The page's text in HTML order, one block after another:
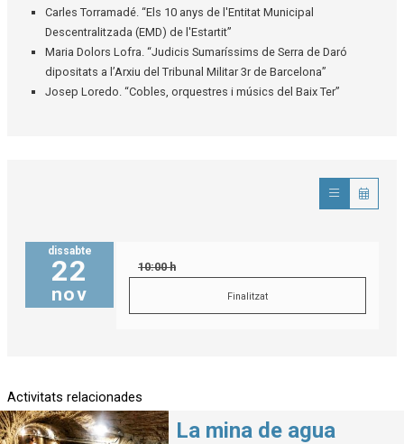
Carles Torramadé. “Els 10 anys de l'Entitat Municipal
Descentralitzada (EMD) de l'Estartit”
Maria Dolors Lofra. “Judicis Sumaríssims de Serra de Daró
dipositats a l’Arxiu del Tribunal Militar 3r de Barcelona”
Josep Loredo. “Cobles, orquestres i músics del Baix Ter”
dissabte
22
nov
10:00 h
Finalitzat
Activitats relacionades
La mina de agua